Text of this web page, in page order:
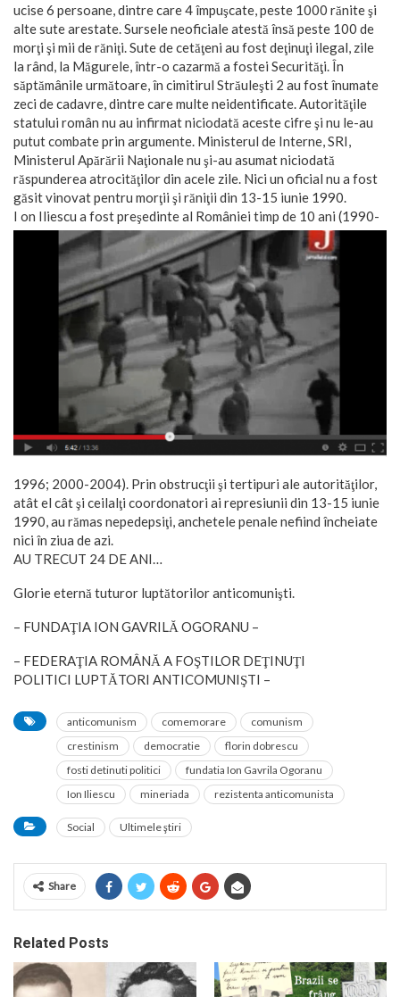
ucise 6 persoane, dintre care 4 împuşcate, peste 1000 rănite şi
alte sute arestate. Sursele neoficiale atestă însă peste 100 de
morţi şi mii de răniţi. Sute de cetăţeni au fost deţinuţi ilegal, zile
la rând, la Măgurele, într-o cazarmă a fostei Securităţi. În
săptămânile următoare, în cimitirul Străuleşti 2 au fost înumate
zeci de cadavre, dintre care multe neidentificate. Autorităţile
statului român nu au infirmat niciodată aceste cifre şi nu le-au
putut combate prin argumente. Ministerul de Interne, SRI,
Ministerul Apărării Naţionale nu şi-au asumat niciodată
răspunderea atrocităţilor din acele zile. Nici un oficial nu a fost
găsit vinovat pentru morţii şi răniţii din 13-15 iunie 1990.
I on Iliescu a fost preşedinte al României timp de 10 ani (1990-
1996; 2000-2004). Prin obstrucţii şi tertipuri ale autorităţilor,
atât el cât şi ceilalţi coordonatori ai represiunii din 13-15 iunie
1990, au rămas nepedepsiţi, anchetele penale nefiind încheiate
nici în ziua de azi.
AU TRECUT 24 DE ANI…
Glorie eternă tuturor luptătorilor anticomunişti.
– FUNDAŢIA ION GAVRILĂ OGORANU –
– FEDERAŢIA ROMÂNĂ A FOŞTILOR DEŢINUŢI
POLITICI LUPTĂTORI ANTICOMUNIŞTI –
anticomunism comemorare
comunism
crestinism
democratie
florin dobrescu
fosti detinuti politici
fundatia Ion Gavrila Ogoranu
Ion Iliescu
mineriada rezistenta anticomunista
Social Ultimele ştiri
Share
Related Posts